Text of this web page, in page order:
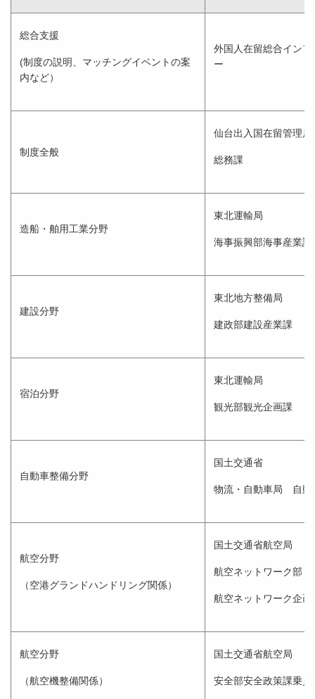
総合支援
(制度の説明、マッチングイベントの案
内など）
外国人在留総合イン
ー
制度全般
仙台出入国在留管理局
総務課
造船・舶用工業分野
東北運輸局
海事振興部海事産業課
建設分野
東北地方整備局
建政部建設産業課
宿泊分野
東北運輸局
観光部観光企画課
自動車整備分野
国土交通省
物流・自動車局 自動
航空分野
（空港グランドハンドリング関係）
国土交通省航空局
航空ネットワーク部
航空ネットワーク企画
航空分野
（航空機整備関係）
国土交通省航空局
安全部安全政策課乗